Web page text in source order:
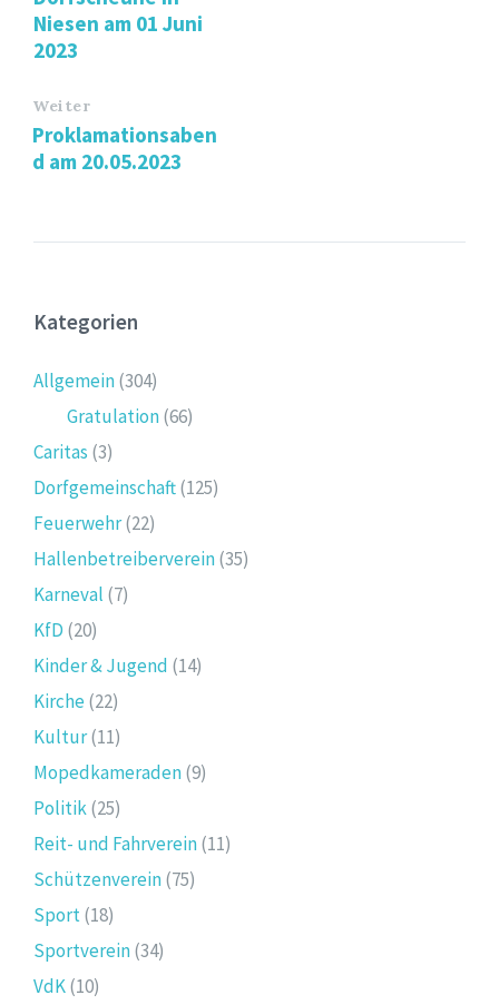
Niesen am 01 Juni
2023
Weiter
Proklamationsaben
d am 20.05.2023
Kategorien
Allgemein(304)
Gratulation(66)
Caritas (3)
Dorfgemeinschaft(125)
Feuerwehr(22)
Hallenbetreiberverein(35)
Karneval (7)
KfD (20)
Kinder & Jugend (14)
Kirche(22)
Kultur(11)
Mopedkameraden(9)
Politik(25)
Reit- und Fahrverein(11)
Schützenverein(75)
Sport(18)
Sportverein(34)
VdK(10)